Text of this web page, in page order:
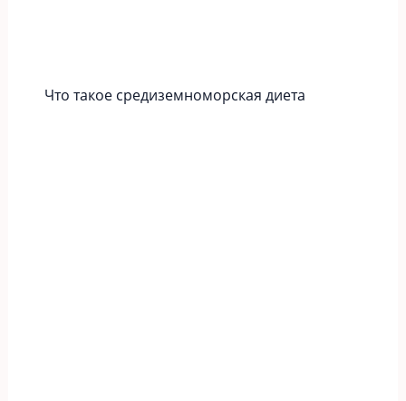
Что такое средиземноморская диета